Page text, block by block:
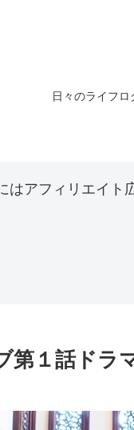
日々のライフ
はアフィリエイト
第１話ドラ